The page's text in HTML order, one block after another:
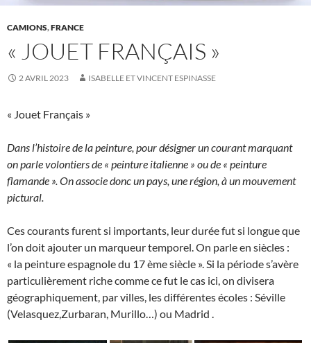
CAMIONS,FRANCE
« JOUET FRANÇAIS »
2 AVRIL 2023 ISABELLE ET VINCENT ESPINASSE
« Jouet Français »
Dans l’histoire de la peinture, pour désigner un courant marquant
on parle volontiers de « peinture italienne » ou de « peinture
flamande ». On associe donc un pays, une région, à un mouvement
pictural.
Ces courants furent si importants, leur durée fut si longue que
l’on doit ajouter un marqueur temporel. On parle en siècles :
« la peinture espagnole du 17 ème siècle ». Si la période s’avère
particulièrement riche comme ce fut le cas ici, on divisera
géographiquement, par villes, les différentes écoles : Séville
(Velasquez,Zurbaran, Murillo…) ou Madrid .